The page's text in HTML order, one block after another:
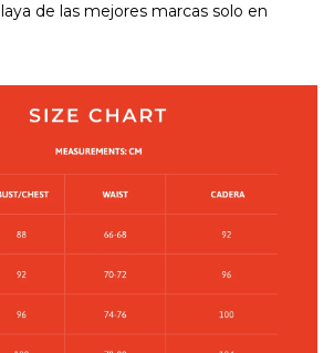
de las mejores marcas solo en